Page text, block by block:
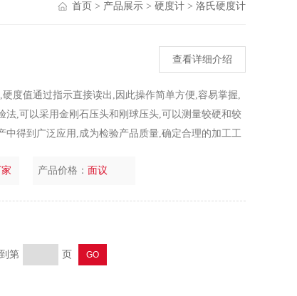
首页 > 产品展示 > 硬度计 > 洛氏硬度计
查看详细介绍
度值通过指示直接读出,因此操作简单方便,容易掌握,
,可以采用金刚石压头和刚球压头,可以测量较硬和较
得到广泛应用,成为检验产品质量,确定合理的加工工
产品价格： 面议
第 页